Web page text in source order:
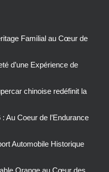
Familial au Cœur de
d’une Expérience de
chinoise redéfinit la
Au Coeur de l’Endurance
Automobile Historique
Orange au Cœur des